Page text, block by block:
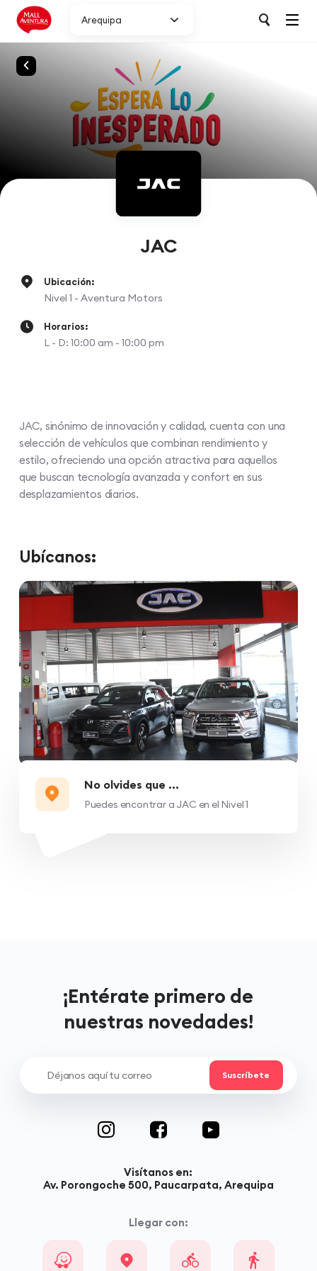
Arequipa
JAC
Ubicación:
Nivel 1 - Aventura Motors
Horarios:
L - D: 10:00 am - 10:00 pm
JAC, sinónimo de innovación y calidad, cuenta con una
selección de vehículos que combinan rendimiento y
estilo, ofreciendo una opción atractiva para aquellos
que buscan tecnología avanzada y confort en sus
desplazamientos diarios.
Ubícanos:
No olvides que ...
Puedes encontrar a JAC en el Nivel 1
¡Entérate primero de
nuestras novedades!
Visítanos en:
Av. Porongoche 500, Paucarpata, Arequipa
Llegar con: